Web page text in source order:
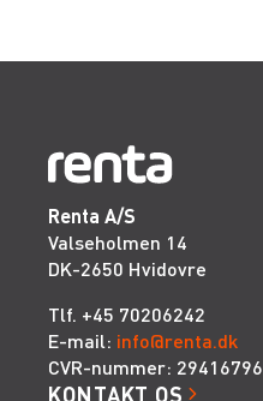
Renta A/S
Valseholmen 14
DK-2650 Hvidovre
Tlf. +45 70206242
E-mail: info@renta.dk
CVR-nummer: 29416796
KONTAKT OS